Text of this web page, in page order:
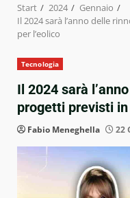
Start 2024
Gennaio
Il 2024 sarà l’anno delle
per l’eolico
Tecnologia
Il 2024 sarà
progetti previsti
Fabio Meneghella 22